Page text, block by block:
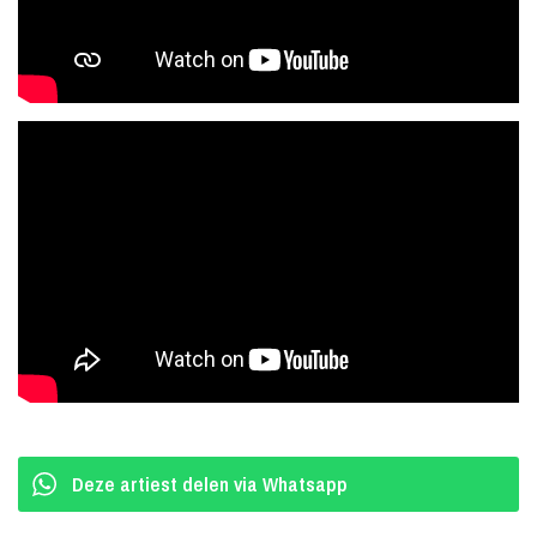
opwekken (van vreugde tot verdriet)! Onwaarschijnlijk goede en
muzikaal perfect uitgebalanceerde ABBA heeft haar handtekening
in de popmuziek tussen 1972 en 1982 achtergelaten.
De authentieke kleding uit de jaren 70 en 80 (originele ABBA)
tijdens de uitvoering maakt de indruk compleet. Hoeveel de
bewezen tijdens de concerten van ABBA Tribute. Niet alleen de
generatie uit het ABBA-tijdperk zal enthousiast worden. Steeds
Deze artiest delen via Whatsapp